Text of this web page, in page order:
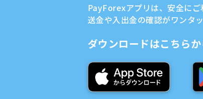
PayForexアプリは、安全にご
送金や入出金の確認がワンタ
ダウンロードはこちらか